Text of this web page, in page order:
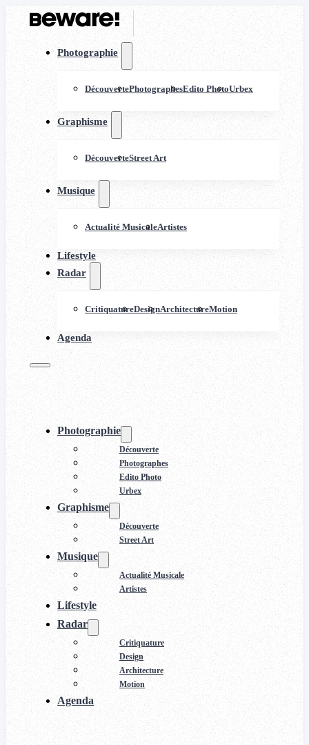
Photographie
DécouvertePhotographesEdito PhotoUrbex
Graphisme
DécouverteStreet Art
Musique
Actualité MusicaleArtistes
Lifestyle
Radar
CritiquatureDesignArchitectureMotion
Agenda
Photographie
Découverte
Photographes
Edito Photo
Urbex
Graphisme
Découverte
Street Art
Musique
Actualité Musicale
Artistes
Lifestyle
Radar
Critiquature
Design
Architecture
Motion
Agenda